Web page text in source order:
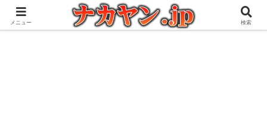
アウトドアとガジェット好きな管理人の愉快な日々を綴るブログ
メニュー 検索